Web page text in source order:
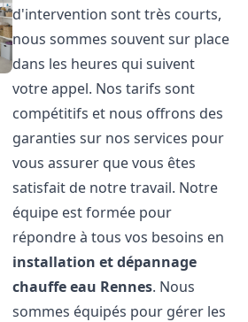
d'intervention sont très courts,
nous sommes souvent sur place
dans les heures qui suivent
votre appel. Nos tarifs sont
compétitifs et nous offrons des
garanties sur nos services pour
vous assurer que vous êtes
satisfait de notre travail. Notre
équipe est formée pour
répondre à tous vos besoins en
installation et dépannage
chauffe eau Rennes. Nous
sommes équipés pour gérer les